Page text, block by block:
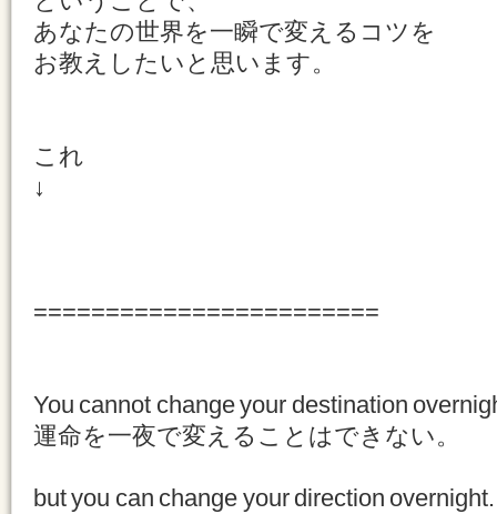
あなたの世界を一瞬で変えるコツを
お教えしたいと思います。
これ
↓
========================
You cannot change your destination
運命を一夜で変えることはできない。
but you can change your direction overnight.